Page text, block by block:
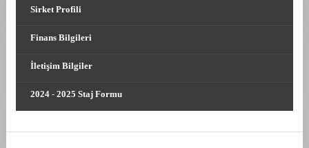
Sirket Profili
Finans Bilgileri
İletişim Bilgiler
2024 - 2025 Staj Formu